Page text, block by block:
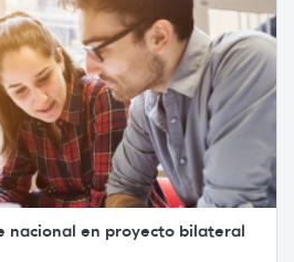
nacional en proyecto bilateral